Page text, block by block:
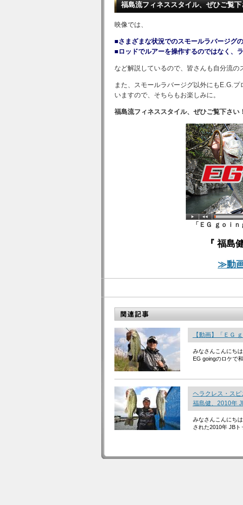
福島流フィネススタイル、ぜひご覧下
映像では、
■さまざまな状況でのスモールラバージグ
■ロッドでルアーを操作するのではなく、
など解説しているので、皆さんも自分流の
また、スモールラバージグ以外にもE.G.
いますので、そちらもお楽しみに。
福島流フィネススタイル、ぜひご覧下さい！
「ＥＧ ｇｏｉ
『 福島
≫動
【動画】「ＥＧ
みなさんこんにち
EG goingのロケで
ヘラクレス・ス
福島健、2010年
みなさんこんにち
された2010年 JBト